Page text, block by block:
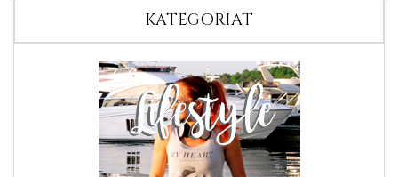
KATEGORIAT